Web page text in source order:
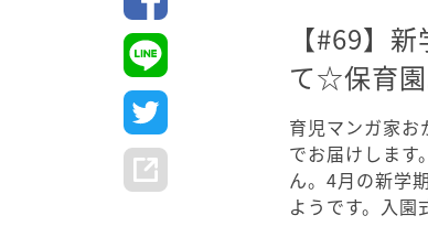
【#69】
て☆保育
育児マンガ家
でお届けします
ん。4月の新学
ようです。入